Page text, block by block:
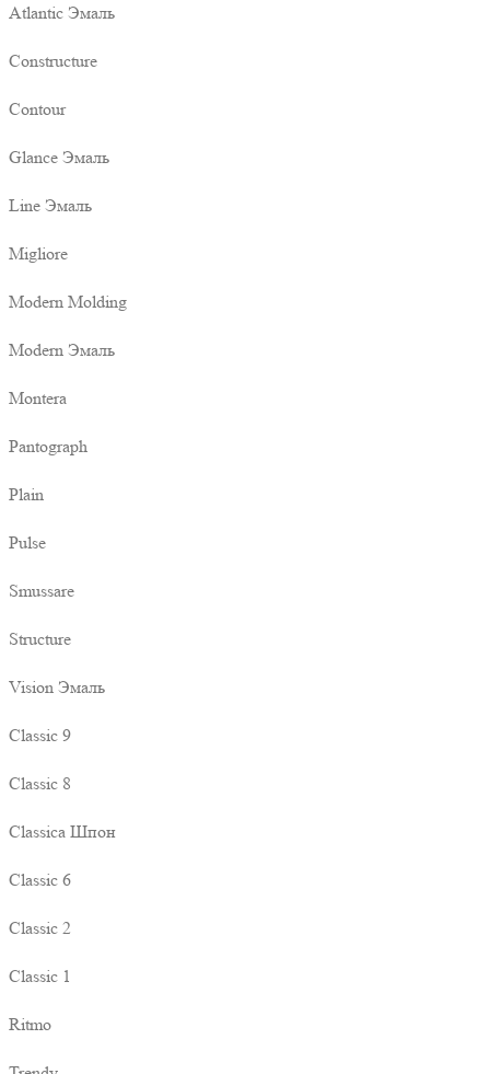
Atlantic Эмаль
Constructure
Contour
Glance Эмаль
Line Эмаль
Migliore
Modern Molding
Modern Эмаль
Montera
Pantograph
Plain
Pulse
Smussare
Structure
Vision Эмаль
Classic 9
Classic 8
Classica Шпон
Classic 6
Classic 2
Classic 1
Ritmo